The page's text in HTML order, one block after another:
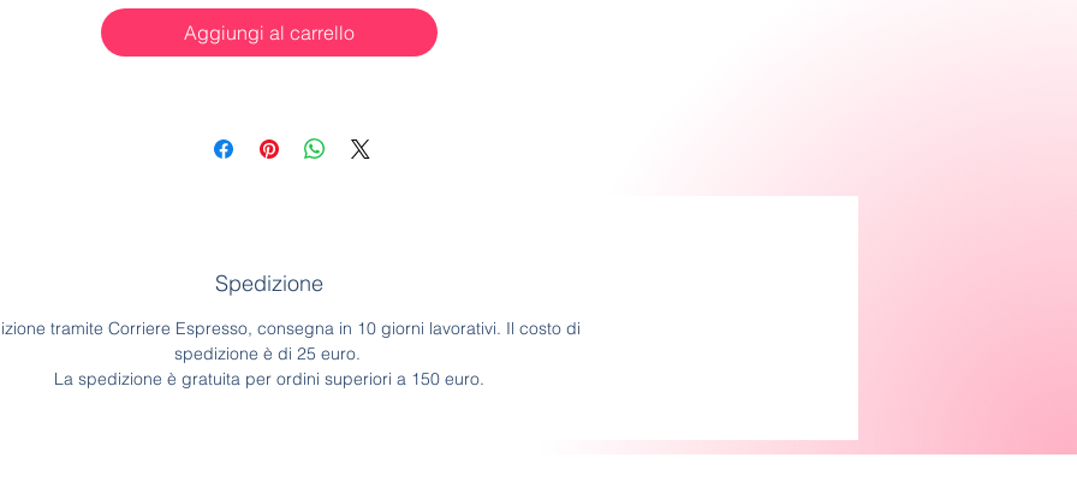
Aggiungi al carrello
Spedizione
tramite Corriere Espresso, consegna in 10 giorni lavorativi. Il costo di
spedizione è di 25 euro.
La spedizione è gratuita per ordini superiori a 150 euro.